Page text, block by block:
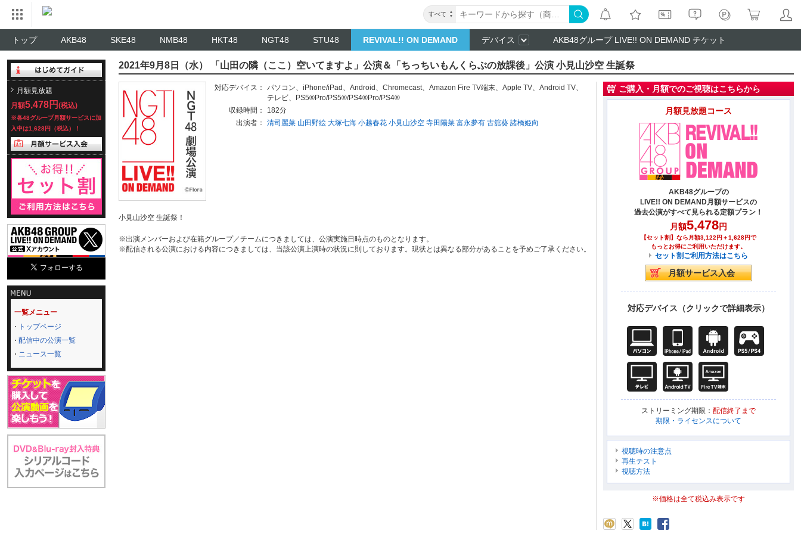
すべて
トップ AKB48 SKE48 NMB48 HKT48 NGT48 STU48 REVIVAL!! ON DEMAND デバイス AKB48グループ LIVE!! ON DEMAND チケット
月額見放題
月額5,478円 (税込)
※各48グループ月額サービスに加
入中は1,628円（税込）！
一覧メニュー
トップページ
配信中の公演一覧
ニュース一覧
2021年9月8日（水） 「山田の隣（ここ）空いてますよ」公演＆「ちっちいもんくらぶの放課後」公演 小見山沙空 生誕祭
対応デバイス： パソコン、 iPhone/iPad 、 Android 、 Chromecast、 Amazon Fire TV端末、 Apple TV、 Android TV、
テレビ、
PS5®Pro/PS5®/PS4®Pro/PS4®
収録時間：
182分
出演者：
清司麗菜 山田野絵 大塚七海 小越春花 小見山沙空 寺田陽菜 富永夢有 古舘葵 諸橋姫向
小見山沙空 生誕祭！
※出演メンバーおよび在籍グループ／チームにつきましては、公演実施日時点のものとなります。
※配信される公演における内容につきましては、当該公演上演時の状況に則しております。現状とは異なる部分があることを予めご了承ください。
ご購入・月額でのご視聴はこちらから
月額見放題コース
AKB48グループの
LIVE!! ON DEMAND月額サービスの
過去公演がすべて見られる定額プラン！
月額5,478円
【セット割】なら月額3,122円＋1,628円で
もっとお得にご利用いただけます。
セット割ご利用方法はこちら
対応デバイス（クリックで詳細表示）
ストリーミング期限： 配信終了まで
期限・ライセンスについて
視聴時の注意点
再生テスト
視聴方法
※価格は全て税込み表示です